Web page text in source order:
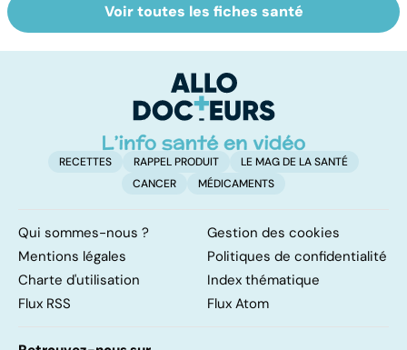
Comment tenir
ses bonnes
Muscler ses
abdos pour
ventre plat
Voir toutes les fiches santé
RECETTES RAPPEL PRODUIT
LE MAG DE LA SANTÉ
CANCER
MÉDICAMENTS
Qui sommes-nous ?
Gestion des cookies
Mentions légales
Politiques de confidentialité
Charte d'utilisation
Index thématique
Flux RSS
Flux Atom